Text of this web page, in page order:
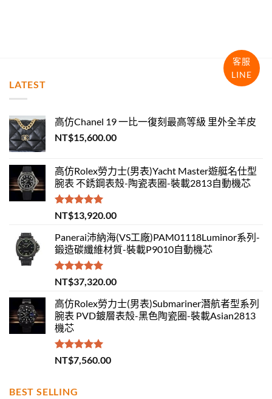
LATEST
高仿Chanel 19 一比一復刻最高等級 里外全羊皮
NT$15,600.00
高仿Rolex勞力士(男表)Yacht Master遊艇名仕型
腕表 不銹鋼表殼-陶瓷表圈-裝載2813自動機芯
評分5.00
滿分 5
NT$13,920.00
Panerai沛納海(VS工廠)PAM01118Luminor系列-
鍛造碳纖維材質-裝載P9010自動機芯
評分5.00
滿分 5
NT$37,320.00
高仿Rolex勞力士(男表)Submariner潛航者型系列
腕表 PVD鍍層表殼-黑色陶瓷圈-裝載Asian2813
機芯
評分 5.00
滿分 5
NT$7,560.00
BEST SELLING
客服
LINE